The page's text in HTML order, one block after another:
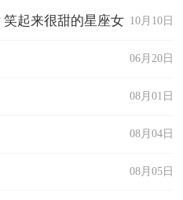
10月10日
起来很甜的星座女
06月20日
08月01日
08月04日
08月05日